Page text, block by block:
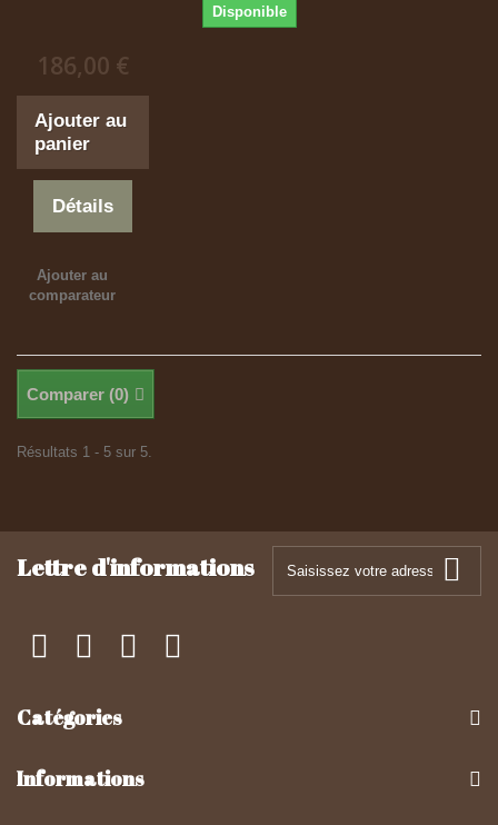
Disponible
186,00 €
Ajouter au
panier
Détails
Ajouter au
comparateur
Comparer (0)
Résultats 1 - 5 sur 5.
Lettre d'informations
Catégories
Informations